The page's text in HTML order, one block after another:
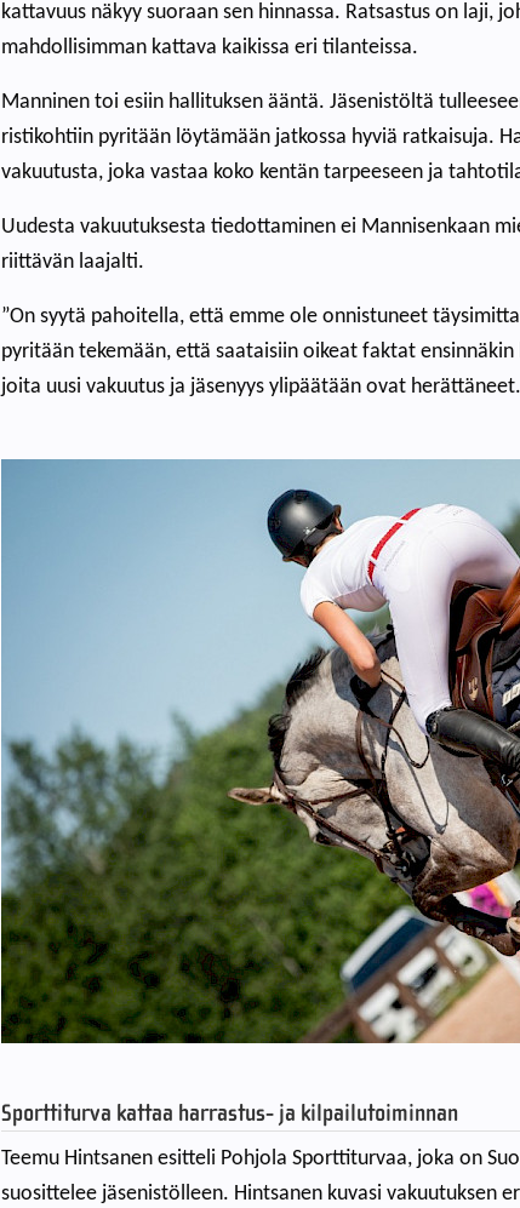
kattavuus näkyy suoraan sen hinnassa. Ratsastus on laji,
mahdollisimman kattava kaikissa eri tilanteissa.
Manninen toi esiin hallituksen ääntä. Jäsenistöltä
ristikohtiin pyritään löytämään jatkossa hyviä ratkaisuja.
vakuutusta, joka vastaa koko kentän tarpeeseen ja
Uudesta vakuutuksesta tiedottaminen ei Mannisenkaan
riittävän laajalti.
”On syytä pahoitella, että emme ole onnistuneet
pyritään tekemään, että saataisiin oikeat faktat
joita uusi vakuutus ja jäsenyys ylipäätään ovat
Sporttiturva kattaa harrastus- ja kilpailutoiminnan
Teemu Hintsanen esitteli Pohjola Sporttiturvaa, joka on
suosittelee jäsenistölleen. Hintsanen kuvasi vakuutuksen